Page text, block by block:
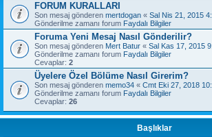
FORUM KURALLARI
Son mesaj gönderen mertdogan « Sal Nis 21, 2015
Gönderilme zamanı forum Faydalı Bilgiler
Foruma Yeni Mesaj Nasıl Gönderilir?
Son mesaj gönderen Mert Batur « Sal Kas 17, 2015
Gönderilme zamanı forum Faydalı Bilgiler
Cevaplar: 2
Üyelere Özel Bölüme Nasıl Girerim?
Son mesaj gönderen memo34 « Cmt Eki 27, 2018
Gönderilme zamanı forum Faydalı Bilgiler
Cevaplar: 26
Başlıklar